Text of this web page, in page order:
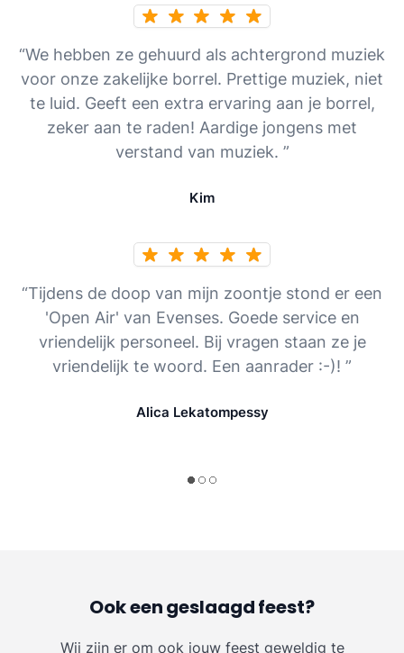
“We hebben ze gehuurd als achtergrond muziek
voor onze zakelijke borrel. Prettige muziek, niet
te luid. Geeft een extra ervaring aan je borrel,
zeker aan te raden! Aardige jongens met
verstand van muziek. ”
Kim
“Tijdens de doop van mijn zoontje stond er een
'Open Air' van Evenses. Goede service en
vriendelijk personeel. Bij vragen staan ze je
vriendelijk te woord. Een aanrader :-)! ”
Alica Lekatompessy
Ook een geslaagd feest?
Wij zijn er om ook jouw feest geweldig te